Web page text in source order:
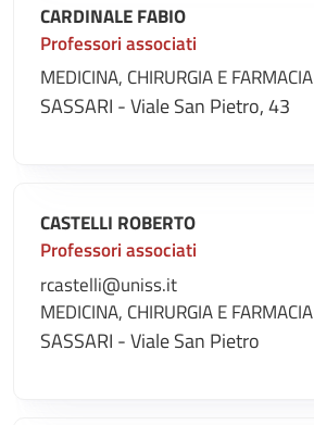
CARDINALE FABIO
Professori associati
MEDICINA, CHIRURGIA E FARMACIA
SASSARI - Viale San Pietro, 43
CASTELLI ROBERTO
Professori associati
rcastelli@uniss.it
MEDICINA, CHIRURGIA E FARMACIA
SASSARI - Viale San Pietro